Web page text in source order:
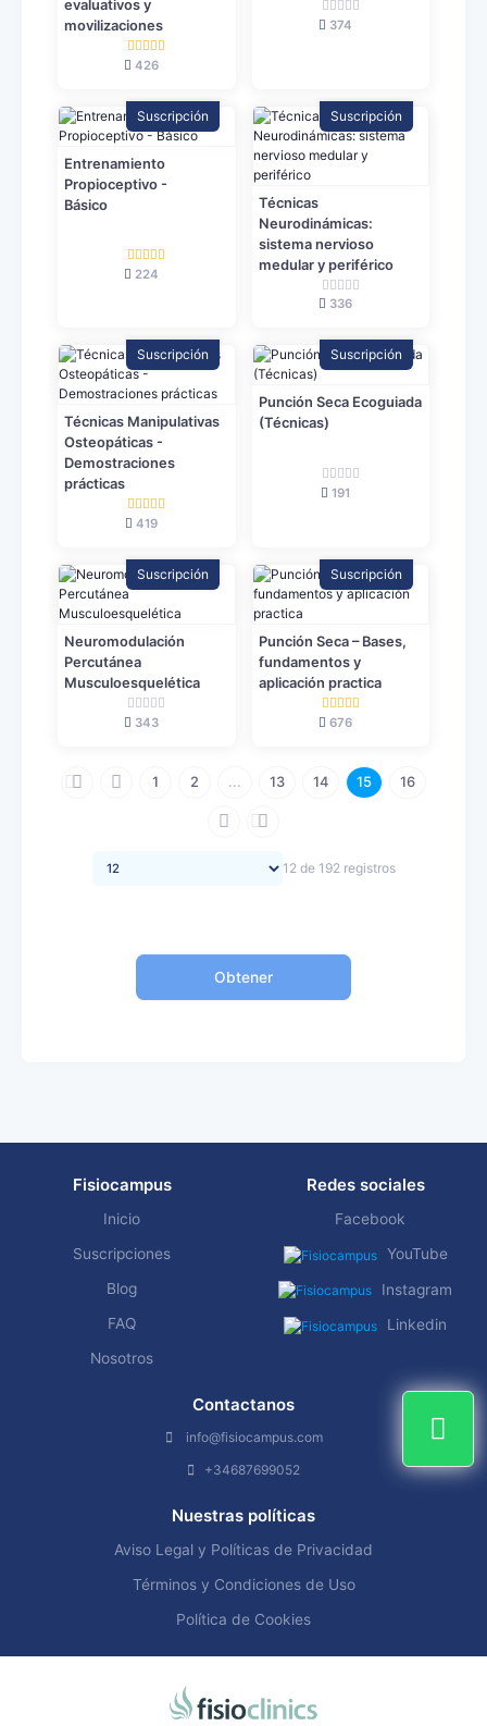
evaluativos y
movilizaciones
426
374
Suscripción
Entrenamiento
Propioceptivo -
Básico
224
Suscripción
Técnicas
Neurodinámicas:
sistema nervioso
medular y periférico
336
Suscripción
Técnicas Manipulativas
Osteopáticas -
Demostraciones
prácticas
419
Suscripción
Punción Seca Ecoguiada
(Técnicas)
191
Suscripción
Neuromodulación
Percutánea
Musculoesquelética
343
Suscripción
Punción Seca – Bases,
fundamentos y
aplicación practica
676
1 2 ... 13 14 15 16
12 de 192 registros
Obtener
Fisiocampus
Inicio
Suscripciones
Blog
FAQ
Nosotros
Redes sociales
Facebook
YouTube
Instagram
Linkedin
Contactanos
info@fisiocampus.com
+34687699052
Nuestras políticas
Aviso Legal y Políticas de Privacidad
Términos y Condiciones de Uso
Política de Cookies